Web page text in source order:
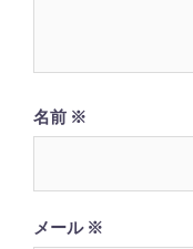
名前 ※
メール ※